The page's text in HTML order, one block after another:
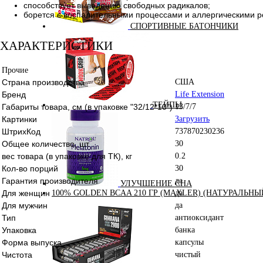
СПОРТИВНЫЕ БАТОНЧИКИ
ТЕЙПЫ
УЛУЧШЕНИЕ СНА
100% GOLDEN BCAA 210 ГР (MAXLER)
способствует выведению свободных радикалов;
борется с воспалительными процессами и аллергическими
ХАРАКТЕРИСТИКИ
Прочие
Страна производства США
Бренд Life Extension
Габариты товара, см (в упаковке "32/12*10") 13/7/7
Картинки Загрузить
ШтрихКод 737870230236
Общее количество, шт. 30
вес товара (в упаковке для ТК), кг 0.2
Кол-во порций 30
Гарантия производителя да
Для женщин да
Для мужчин да
Тип антиоксидант
Упаковка банка
Форма выпуска капсулы
Чистота чистый